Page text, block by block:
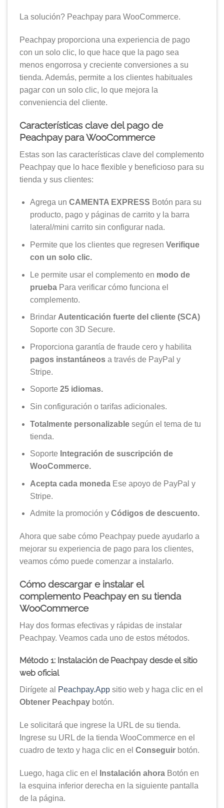
La solución? Peachpay para WooCommerce.
Peachpay proporciona una experiencia de pago
con un solo clic, lo que hace que la pago sea
menos engorrosa y creciente conversiones a su
tienda. Además, permite a los clientes habituales
pagar con un solo clic, lo que mejora la
conveniencia del cliente.
Características clave del pago de
Peachpay para WooCommerce
Estas son las características clave del complemento
Peachpay que lo hace flexible y beneficioso para su
tienda y sus clientes:
Agrega un CAMENTA EXPRESS Botón para su
producto, pago y páginas de carrito y la barra
lateral/mini carrito sin configurar nada.
Permite que los clientes que regresen Verifique
con un solo clic.
Le permite usar el complemento en modo de
pruebaPara verificar cómo funciona el
complemento.
Brindar Autenticación fuerte del cliente (SCA)
Soporte con 3D Secure.
Proporciona garantía de fraude cero y habilita
pagos instantáneosa través de PayPal y
Stripe.
Soporte 25 idiomas.
Sin configuración o tarifas adicionales.
Totalmente personalizable según el tema de tu
tienda.
Soporte Integración de suscripción de
WooCommerce.
Acepta cada moneda Ese apoyo de PayPal y
Stripe.
Admite la promoción y Códigos de descuento.
Ahora que sabe cómo Peachpay puede ayudarlo a
mejorar su experiencia de pago para los clientes,
veamos cómo puede comenzar a instalarlo.
Cómo descargar e instalar el
complemento Peachpay en su tienda
WooCommerce
Hay dos formas efectivas y rápidas de instalar
Peachpay. Veamos cada uno de estos métodos.
Método 1: Instalación de Peachpay desde el sitio
web oficial
Dirígete al Peachpay.App sitio web y haga clic en el
Obtener Peachpay botón.
Le solicitará que ingrese la URL de su tienda.
Ingrese su URL de la tienda WooCommerce en el
cuadro de texto y haga clic en el Conseguir botón.
Luego, haga clic en el Instalación ahora Botón en
la esquina inferior derecha en la siguiente pantalla
de la página.